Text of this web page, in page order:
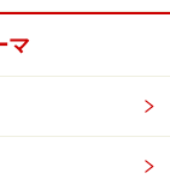
キリしたと感
上がった状態か
おり、日中の適
浴して体温を上
がり眠気を催し
マ